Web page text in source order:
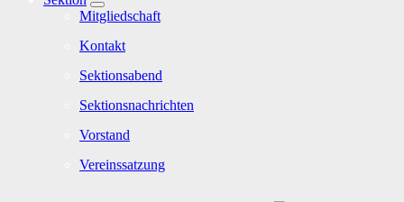
Mitgliedschaft
Kontakt
Sektionsabend
Sektionsnachrichten
Vorstand
Vereinssatzung